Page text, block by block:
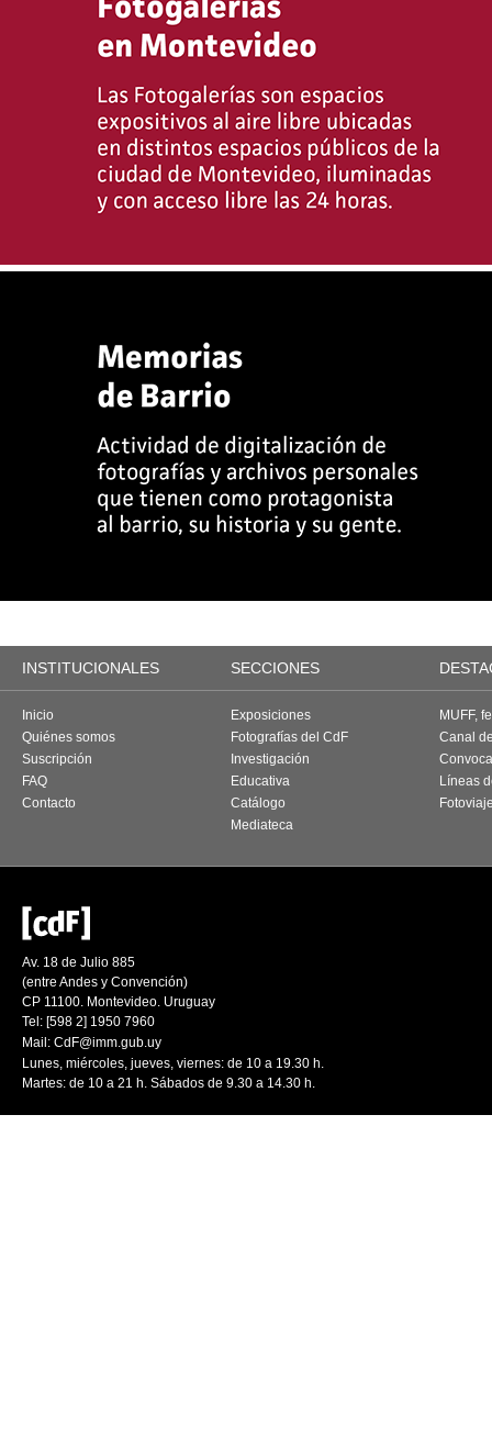
INSTITUCIONALES SECCIONES
Inicio
Quiénes somos
Suscripción
FAQ
Contacto
Exposiciones
Fotografías del CdF
Investigación
Educativa
Catálogo
Mediateca
MUFF,
Canal
Líneas
Av. 18 de Julio 885
(entre Andes y Convención)
CP 11100. Montevideo. Uruguay
Tel: [598 2] 1950 7960
Mail: CdF@imm.gub.uy
Lunes, miércoles, jueves, viernes: de 10 a 19.30 h.
Martes: de 10 a 21 h. Sábados de 9.30 a 14.30 h.